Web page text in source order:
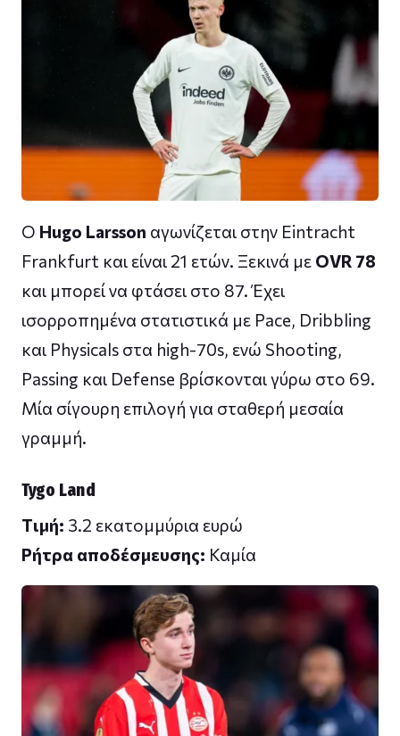
Ο Hugo Larsson αγωνίζεται στην Eintracht
Frankfurt και είναι 21 ετών. Ξεκινά με OVR 78
και μπορεί να φτάσει στο 87. Έχει
ισορροπημένα στατιστικά με Pace, Dribbling
και Physicals στα high-70s, ενώ Shooting,
Passing και Defense βρίσκονται γύρω στο 69.
Μία σίγουρη επιλογή για σταθερή μεσαία
γραμμή.
Tygo Land
Tιμή: 3.2 εκατομμύρια ευρώ
Ρήτρα αποδέσμευσης: Καμία